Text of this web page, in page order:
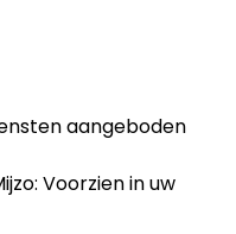
aangeboden
Voorzien in uw